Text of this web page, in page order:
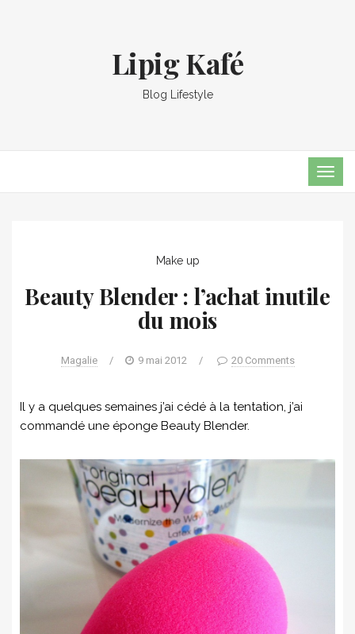
Lipig Kafé
Blog Lifestyle
Make up
Beauty Blender : l’achat inutile
du mois
Magalie / 9 mai 2012 / 20 Comments
Il y a quelques semaines j’ai cédé à la tentation, j’ai
commandé une éponge Beauty Blender.